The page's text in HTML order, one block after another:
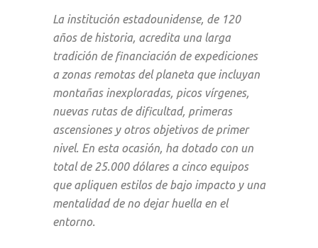
La institución estadounidense, de 120
años de historia, acredita una larga
tradición de financiación de expediciones
a zonas remotas del planeta que incluyan
montañas inexploradas, picos vírgenes,
nuevas rutas de dificultad, primeras
ascensiones y otros objetivos de primer
nivel. En esta ocasión, ha dotado con un
total de 25.000 dólares a cinco equipos
que apliquen estilos de bajo impacto y una
mentalidad de no dejar huella en el
entorno.